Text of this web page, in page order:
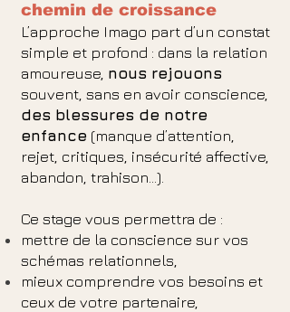
chemin de croissance
L’approche Imago part d’un constat
simple et profond : dans la relation
amoureuse, nous rejouons
souvent, sans en avoir conscience,
des blessures de notre
enfance (manque d’attention,
rejet, critiques, insécurité affective,
abandon, trahison…).
Ce stage vous permettra de :
mettre de la conscience sur vos
schémas relationnels,
mieux comprendre vos besoins et
ceux de votre partenaire,